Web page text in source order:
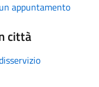
appuntamento
città